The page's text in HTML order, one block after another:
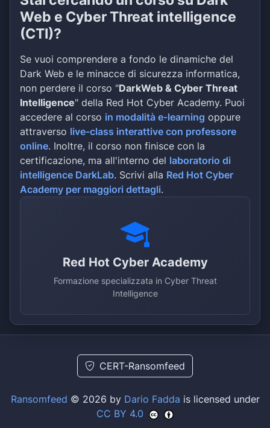
Web e Cyber Threat intelligence
(CTI)?
Se vuoi comprendere a fondo le dinamiche del
Dark Web e le minacce di sicurezza informatica,
non perdere il corso "DarkWeb & Cyber Threat
Intelligence" della Red Hot Cyber Academy. Puoi
accedere al corso in modalità e-learning oppure
attraverso live-class interattive con professore
online. Inoltre, il corso non finisce con la
certificazione, ma all'interno del laboratorio di
intelligence DarkLab. Scrivi alla Red Hot Cyber
Academy per maggiori dettagli.
Red Hot Cyber Academy
Formazione specializzata in Cyber Threat
Intelligence
CERT-Ransomfeed
Ransomfeed © 2026 by Dario Fadda is licensed under
CC BY 4.0